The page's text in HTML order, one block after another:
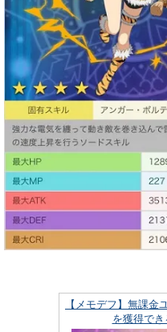
【メモデフ】無課金
を獲得でき